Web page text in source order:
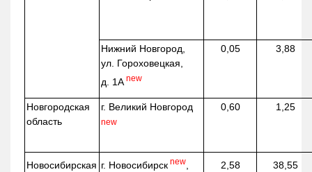
Нижний Новгород,
ул. Гороховецкая,
д. 1А new
0,05 3,88
Новгородская
область
г. Великий Новгород
new
0,60 1,25
Новосибирская г. Новосибирск new 2,58 38,55